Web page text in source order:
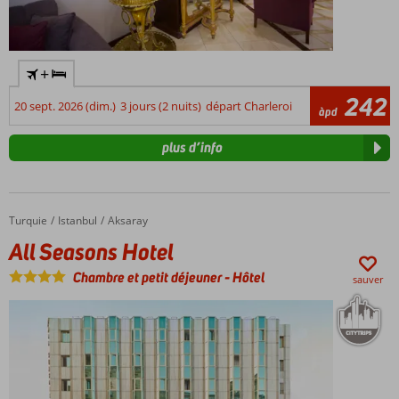
+
20 sept. 2026 (dim.) 3 jours (2 nuits) départ Charleroi àpd 242
plus d’info
Accueil
Turquie Istanbul Aksaray
All Seasons Hotel
All Seasons Hotel
Chambre et petit déjeuner-Hôtel sauver